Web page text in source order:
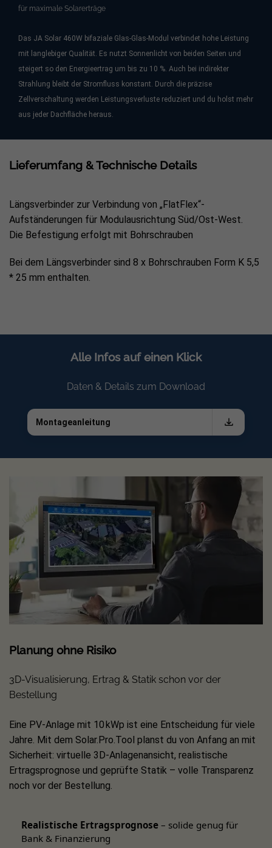
für maximale Solarerträge
Das JA Solar 460W bifaziale Glas-Glas-Modul verbindet hohe Leistung
mit langlebiger Qualität. Es nutzt Sonnenlicht von beiden Seiten und
steigert so den Energieertrag um bis zu 10 %. Auch bei indirekter
Strahlung bleibt der Stromfluss konstant. Durch die präzise
Zellverschaltung werden Leistungsverluste reduziert und du holst mehr
aus jeder Dachfläche heraus.
Lieferumfang & Technische Details
Längsverbinder zur Verbindung von „FlatFlex“-
Aufständerungen für Modulausrichtung Süd/Ost-West.
Die Befestigung erfolgt mit Bohrschrauben
Bei dem Längsverbinder sind 8 x Bohrschrauben Form K 5,5
* 25 mm enthalten.
Alle Infos auf einen Klick
Daten & Details zum Download
Montageanleitung
Planung ohne Risiko
3D-Visualisierung, Ertrag & Statik schon vor der
Bestellung
Eine PV-Anlage mit 10 kWp ist eine Entscheidung für viele
Jahre. Mit dem Solar.Pro.Tool planst du von Anfang an mit
Sicherheit: virtuelle 3D-Anlagenansicht, realistische
Ertragsprognose und geprüfte Statik – volle Transparenz
noch vor der Bestellung.
Realistische Ertragsprognose – solide genug für
Bank & Finanzierung